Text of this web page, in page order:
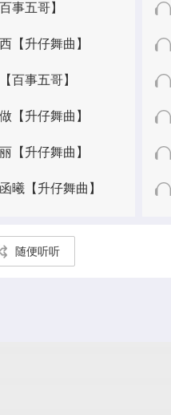
事五哥】
【升仔舞曲】
百事五哥】
【升仔舞曲】
【升仔舞曲】
曦【升仔舞曲】